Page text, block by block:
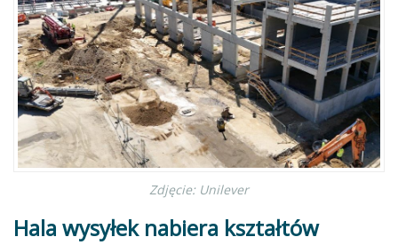
Zdjęcie: Unilever
Hala wysyłek nabiera kształtów